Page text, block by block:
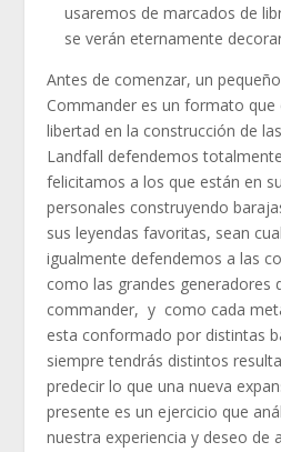
usaremos de marcados de
se verán eternamente
Antes de comenzar, un
Commander es un formato
libertad en la construcción de
Landfall defendemos
felicitamos a los que están en
personales construyendo
sus leyendas favoritas, sean
igualmente defendemos a las
como las grandes generadores
commander, y como cada
esta conformado por distintas
siempre tendrás distintos
predecir lo que una nueva
presente es un ejercicio que
nuestra experiencia y deseo de